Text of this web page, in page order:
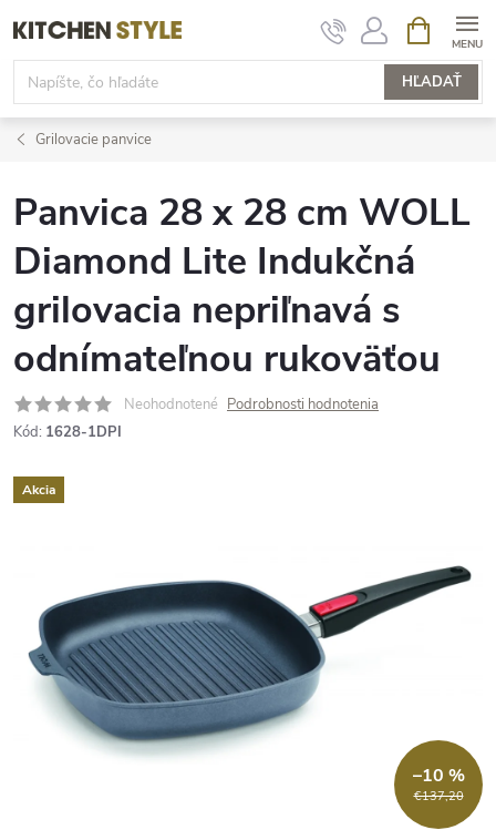
na
obsah
HĽADAŤ
KOŠÍK
Grilovacie panvice
Panvica 28 x 28 cm WOLL
Diamond Lite Indukčná
grilovacia nepriľnavá s
odnímateľnou rukoväťou
Neohodnotené Podrobnosti hodnotenia
Kód: 1628-1DPI
Akcia
€137,20
–10 %